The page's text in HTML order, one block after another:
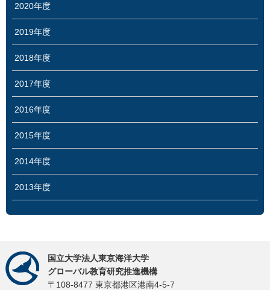
2020年度
2019年度
2018年度
2017年度
2016年度
2015年度
2014年度
2013年度
国立大学法人東京海洋大学
グローバル教育研究推進機構
〒108-8477 東京都港区港南4-5-7